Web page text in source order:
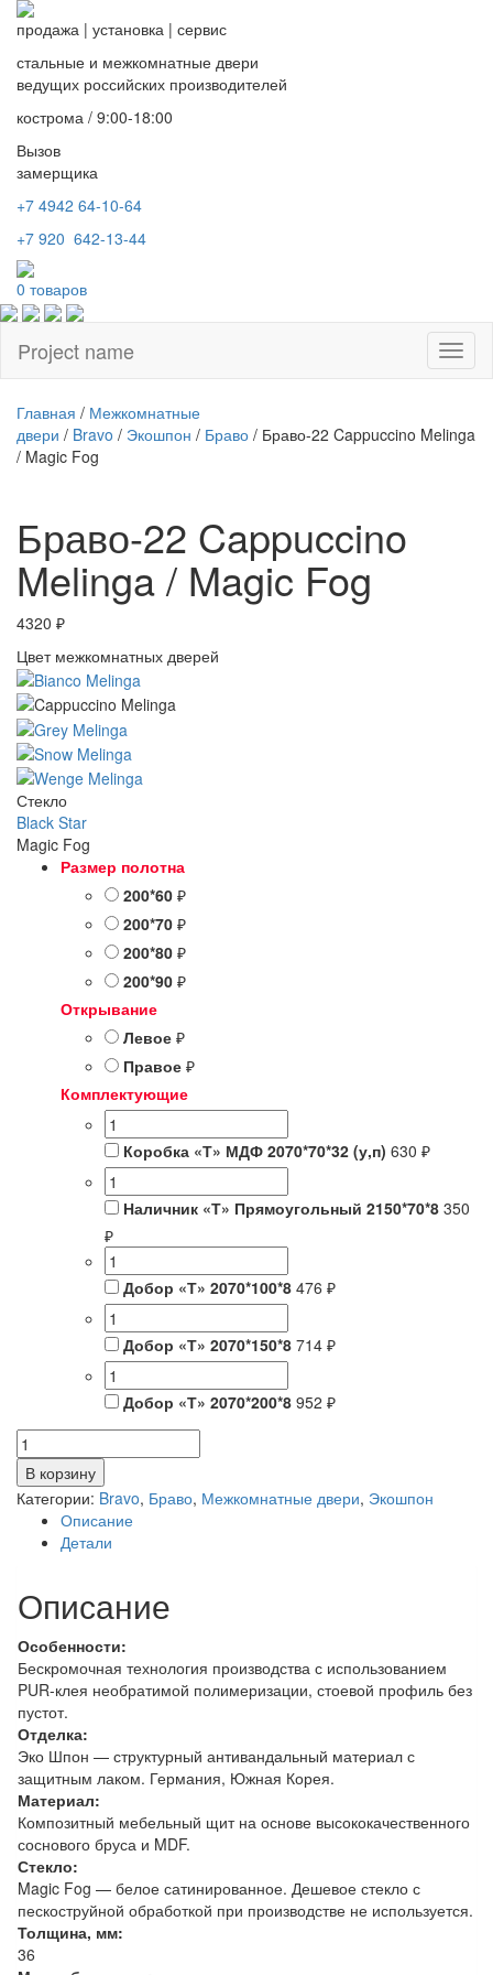
продажа | установка | сервис
стальные и межкомнатные двери
ведущих российских производителей
кострома / 9:00-18:00
Вызов
замерщика
+7 4942 64-10-64
+7 920 642-13-44
0 товаров
Project name
Главная / Межкомнатные
двери / Bravo / Экошпон / Браво / Браво-22 Cappuccino Melinga
/ Magic Fog
Браво-22 Cappuccino
Melinga / Magic Fog
4320 ₽
Цвет межкомнатных дверей
Стекло
Black Star
Magic Fog
Размер полотна
200*60 ₽
200*70 ₽
200*80 ₽
200*90 ₽
Открывание
Левое ₽
Правое ₽
Комплектующие
Коробка «Т» МДФ 2070*70*32 (у,п) 630 ₽
Наличник «Т» Прямоугольный 2150*70*8 350
₽
Добор «Т» 2070*100*8 476 ₽
Добор «Т» 2070*150*8 714 ₽
Добор «Т» 2070*200*8 952 ₽
Количество
товара
Браво-22
Cappuccino
Melinga
Fog
В корзину
Категории: Bravo, Браво, Межкомнатные двери, Экошпон
Описание
Детали
Описание
Особенности:
Бескромочная технология производства с использованием
PUR-клея необратимой полимеризации, стоевой профиль без
пустот.
Отделка:
Эко Шпон — структурный антивандальный материал с
защитным лаком. Германия, Южная Корея.
Материал:
Композитный мебельный щит на основе высококачественного
соснового бруса и MDF.
Стекло:
Magic Fog — белое сатинированное. Дешевое стекло с
пескоструйной обработкой при производстве не используется.
Толщина, мм:
36